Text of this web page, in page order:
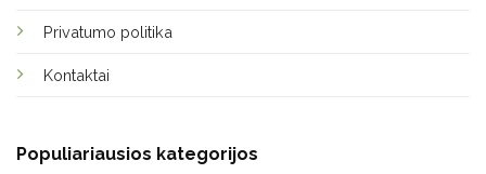
Privatumo politika
Kontaktai
Populiariausios kategorijos